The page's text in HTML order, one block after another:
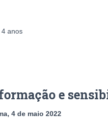
4 anos
e
4 de maio 2022